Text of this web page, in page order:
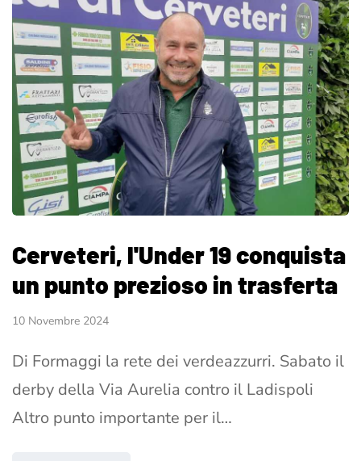
Cerveteri, l'Under 19 conquista
un punto prezioso in trasferta
10 Novembre 2024
Di Formaggi la rete dei verdeazzurri. Sabato il
derby della Via Aurelia contro il Ladispoli
Altro punto importante per il…